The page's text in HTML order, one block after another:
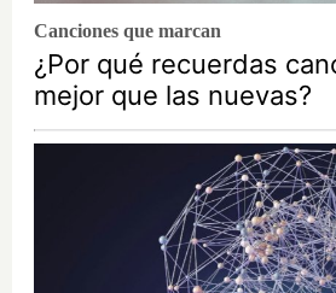
Canciones que marcan
¿Por qué recuerdas
mejor que las nuevas?